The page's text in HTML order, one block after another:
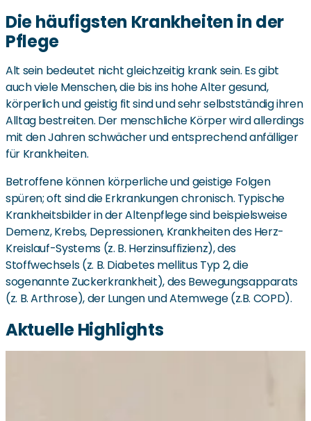
Die häufigsten Krankheiten in der
Pflege
Alt sein bedeutet nicht gleichzeitig krank sein. Es gibt
auch viele Menschen, die bis ins hohe Alter gesund,
körperlich und geistig fit sind und sehr selbstständig ihren
Alltag bestreiten. Der menschliche Körper wird allerdings
mit den Jahren schwächer und entsprechend anfälliger
für Krankheiten.
Betroffene können körperliche und geistige Folgen
spüren; oft sind die Erkrankungen chronisch. Typische
Krankheitsbilder in der Altenpflege sind beispielsweise
Demenz, Krebs, Depressionen, Krankheiten des Herz-
Kreislauf-Systems (z. B. Herzinsuffizienz), des
Stoffwechsels (z. B. Diabetes mellitus Typ 2, die
sogenannte Zuckerkrankheit), des Bewegungsapparats
(z. B. Arthrose), der Lungen und Atemwege (z.B. COPD).
Aktuelle Highlights